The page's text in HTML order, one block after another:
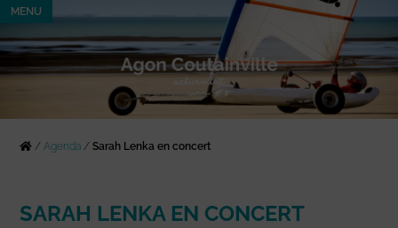
MENU
/Agenda /Sarah Lenka en concert
SARAH LENKA EN CONCERT